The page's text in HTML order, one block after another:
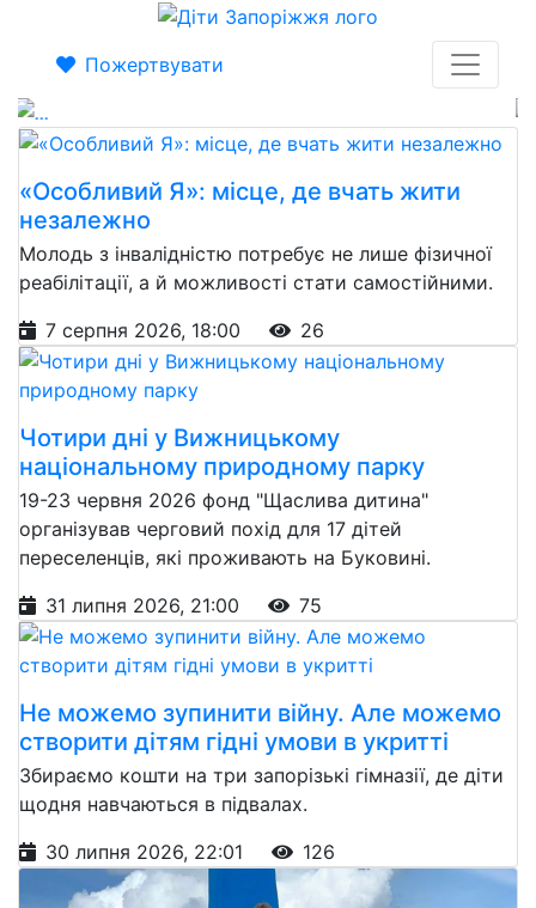
Пожертвувати
врятувати
Приєднуйся сьогодні!
Previous Next
«Особливий Я»: місце, де вчать жити
незалежно
Молодь з інвалідністю потребує не лише фізичної
реабілітації, а й можливості стати самостійними.
7 серпня 2026, 18:00
26
Чотири дні у Вижницькому
національному природному парку
19-23 червня 2026 фонд "Щаслива дитина"
організував черговий похід для 17 дітей
переселенців, які проживають на Буковині.
31 липня 2026, 21:00
75
Не можемо зупинити війну. Але можемо
створити дітям гідні умови в укритті
Збираємо кошти на три запорізькі гімназії, де діти
щодня навчаються в підвалах.
30 липня 2026, 22:01
126